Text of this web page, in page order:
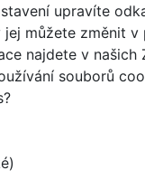
upravíte
můžete změnit v
najdete v našich
souborů